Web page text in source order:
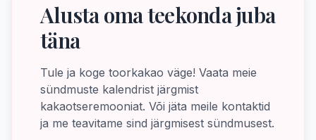
Alusta oma teekonda juba
täna
Tule ja koge toorkakao väge! Vaata meie
sündmuste kalendrist järgmist
kakaotseremooniat. Või jäta meile kontaktid
ja me teavitame sind järgmisest sündmusest.